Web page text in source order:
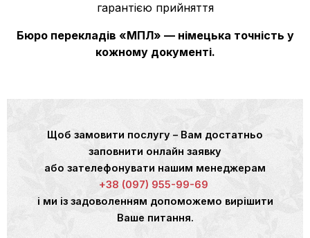
гарантією прийняття
Бюро перекладів «МПЛ» — німецька точність у
кожному документі.
Щоб замовити послугу – Вам достатньо
заповнити онлайн заявку
або зателефонувати нашим менеджерам
+38 (097) 955-99-69
і ми із задоволенням допоможемо вирішити
Ваше питання.